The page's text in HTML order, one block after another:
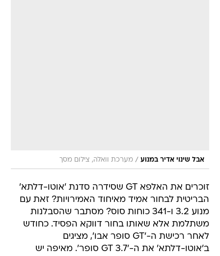
אבל שינוי אדיר במנוע / מערכת וואלה, צילום מסך
זוכרים את האלפא GT שסידרה סדנת 'אוטו-דלתא'
הבריטית לבחור אמיד מאיחוד האמירויות? זאת עם
מנוע 3.2 ו-341 כוחות סוס? מסתבר שהסבלנות
משתלמת אלא שאותו בחור דווקא הפסיד. כחודש
לאחר רכישת ה-'GT סופר אבו', מציגים
ב'אוטו-דלתא' את ה-'GT 3.7 סופר'. מאיפה יש